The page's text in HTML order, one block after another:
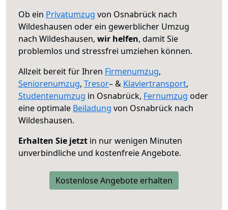
Ob ein Privatumzug von Osnabrück nach
Wildeshausen oder ein gewerblicher Umzug
nach Wildeshausen, wir helfen, damit Sie
problemlos und stressfrei umziehen können.
Allzeit bereit für Ihren Firmenumzug,
Seniorenumzug, Tresor– & Klaviertransport,
Studentenumzug in Osnabrück, Fernumzug oder
eine optimale Beiladung von Osnabrück nach
Wildeshausen.
Erhalten Sie jetzt in nur wenigen Minuten
unverbindliche und kostenfreie Angebote.
Kostenlose Angebote erhalten